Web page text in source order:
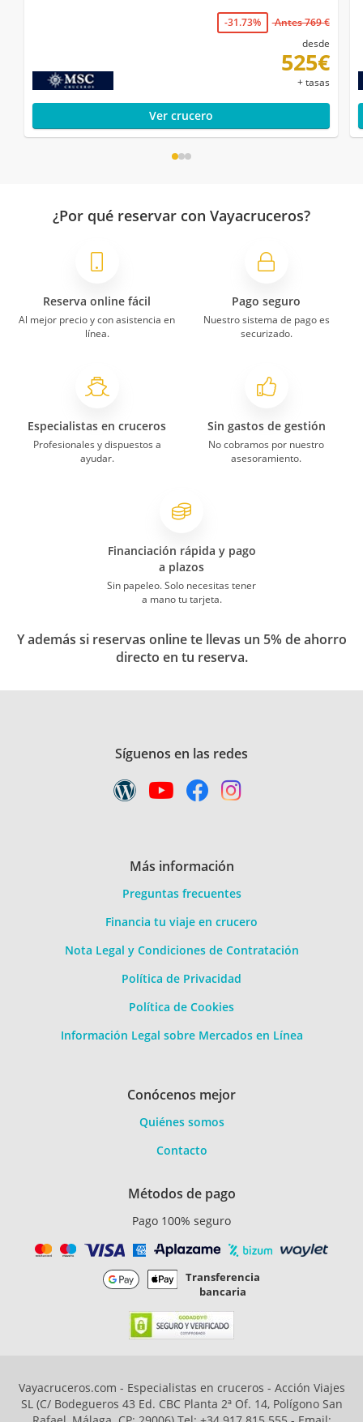
-31.73%
Antes 769 €
desde
525€
+ tasas
Ver crucero
¿Por qué reservar con Vayacruceros?
Reserva online fácil
Al mejor precio y con asistencia en
línea.
Pago seguro
Nuestro sistema de pago es
securizado.
Especialistas en cruceros
Profesionales y dispuestos a
ayudar.
Sin gastos de gestión
No cobramos por nuestro
asesoramiento.
Financiación rápida y pago
a plazos
Sin papeleo. Solo necesitas tener
a mano tu tarjeta.
Y además si reservas online te llevas un 5% de ahorro
directo en tu reserva.
Síguenos en las redes
Más información
Preguntas frecuentes
Financia tu viaje en crucero
Nota Legal y Condiciones de Contratación
Política de Privacidad
Política de Cookies
Información Legal sobre Mercados en Línea
Conócenos mejor
Quiénes somos
Contacto
Métodos de pago
Pago 100% seguro
Transferencia
bancaria
Vayacruceros.com - Especialistas en cruceros - Acción Viajes
SL (C/ Bodegueros 43 Ed. CBC Planta 2ª Of. 14, Polígono San